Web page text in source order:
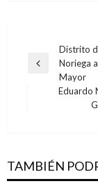
de
entradas
Entrada
anterior
Distrito
Noriega
Mayor
Eduardo
TAMBIÉN
Bogotá
Andres Felipe